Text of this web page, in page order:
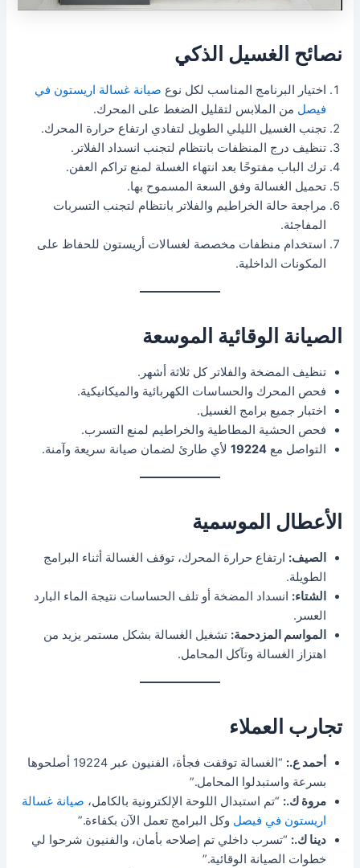
نصائح الغسيل الذكي
اختيار البرنامج المناسب لكل نوع صيانة غسالة اريستون في
فيصل من الملابس لتقليل الضغط على المحرك.
تجنب الغسيل الليلي الطويل لتفادي ارتفاع حرارة المحرك.
تنظيف درج المنظفات بانتظام لتجنب انسداد الفلاتر.
ترك الباب مفتوحًا بعد انتهاء الغسلة لمنع تراكم العفن.
تحميل الغسالة وفق السعة المسموح بها.
مراجعة حالة الخراطيم والفلاتر بانتظام لتجنب التسربات
المفاجئة.
استخدام منظفات مخصصة لغسالات أريستون للحفاظ على
المكونات الداخلية.
الصيانة الوقائية الموسعة
تنظيف المضخة والفلاتر كل ثلاثة أشهر.
فحص المحرك والحساسات الكهربائية والميكانيكية.
اختبار جميع برامج الغسيل.
فحص الحشية المطاطية والخراطيم لمنع التسرب.
التواصل مع19224 لأي طارئ لضمان صيانة سريعة وآمنة.
الأعطال الموسمية
الصيف: ارتفاع حرارة المحرك، توقف الغسالة أثناء البرامج
الطويلة.
الشتاء: انسداد المضخة أو تلف الحساسات نتيجة الماء البارد
العسر.
المواسم المزدحمة: تشغيل الغسالة بشكل مستمر يزيد من
اهتزاز الغسالة وتآكل المحامل.
تجارب العملاء
أحمد ع.:
“الغسالة توقفت فجأة، الفنيون عبر 19224 أصلحوها
بسرعة واستبدلوا المحامل.”
مروة ك.: “تم استبدال اللوحة الإلكترونية بالكامل، صيانة غسالة
اريستون في فيصل وكل البرامج تعمل الآن بكفاءة.”
دينا ك.: “تسرب داخلي تم إصلاحه بأمان، والفنيون شرحوا لي
خطوات الصيانة الوقائية.”